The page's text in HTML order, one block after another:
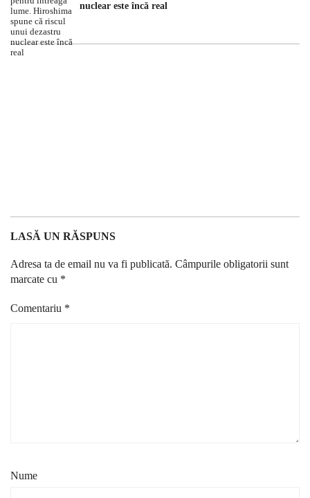
nuclear este încă real
LASĂ UN RĂSPUNS
Adresa ta de email nu va fi publicată. Câmpurile obligatorii sunt
marcate cu *
Comentariu *
Nume